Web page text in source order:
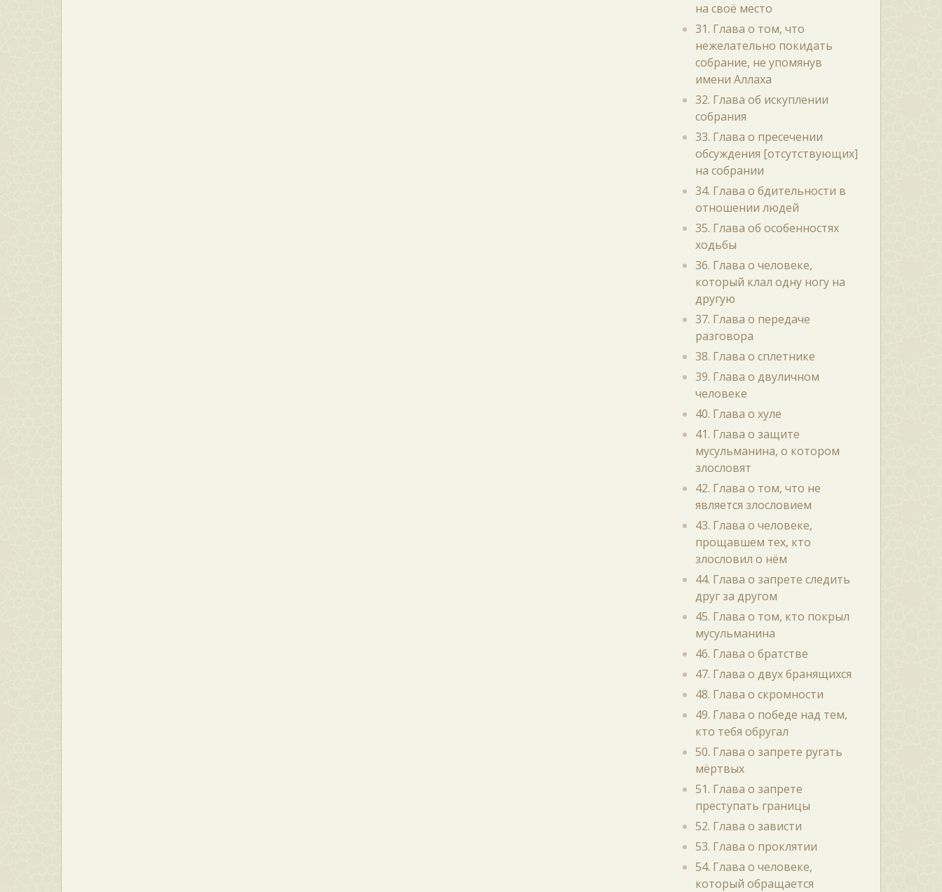
на своё место
31. Глава о том, что
нежелательно покидать
собрание, не упомянув
имени Аллаха
32. Глава об искуплении
собрания
33. Глава о пресечении
обсуждения [отсутствующих]
на собрании
34. Глава о бдительности в
отношении людей
35. Глава об особенностях
ходьбы
36. Глава о человеке,
который клал одну ногу на
другую
37. Глава о передаче
разговора
38. Глава о сплетнике
39. Глава о двуличном
человеке
40. Глава о хуле
41. Глава о защите
мусульманина, о котором
злословят
42. Глава о том, что не
является злословием
43. Глава о человеке,
прощавшем тех, кто
злословил о нём
44. Глава о запрете следить
друг за другом
45. Глава о том, кто покрыл
мусульманина
46. Глава о братстве
47. Глава о двух бранящихся
48. Глава о скромности
49. Глава о победе над тем,
кто тебя обругал
50. Глава о запрете ругать
мёртвых
51. Глава о запрете
преступать границы
52. Глава о зависти
53. Глава о проклятии
54. Глава о человеке,
который обращается